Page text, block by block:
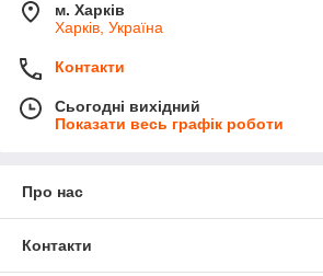
м. Харків
Харків, Україна
Контакти
Сьогодні вихідний
Показати весь графік роботи
Про нас
Контакти